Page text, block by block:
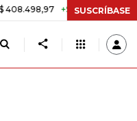
+$ 8.753,81 +2,19%
SUSCRÍBASE